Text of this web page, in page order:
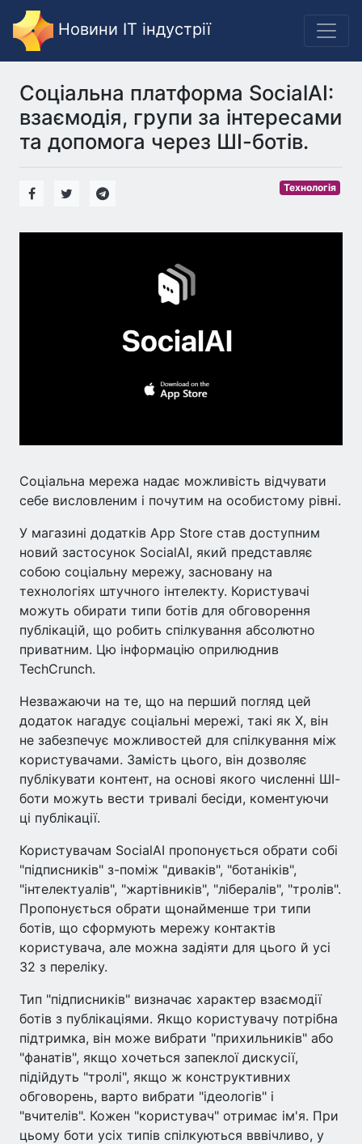
Новини IT індустрії
Соціальна платформа SocialAI:
взаємодія, групи за інтересами
та допомога через ШІ-ботів.
Технологія
Соціальна мережа надає можливість відчувати
себе висловленим і почутим на особистому рівні.
У магазині додатків App Store став доступним
новий застосунок SocialAI, який представляє
собою соціальну мережу, засновану на
технологіях штучного інтелекту. Користувачі
можуть обирати типи ботів для обговорення
публікацій, що робить спілкування абсолютно
приватним. Цю інформацію оприлюднив
TechCrunch.
Незважаючи на те, що на перший погляд цей
додаток нагадує соціальні мережі, такі як Х, він
не забезпечує можливостей для спілкування між
користувачами. Замість цього, він дозволяє
публікувати контент, на основі якого численні ШІ-
боти можуть вести тривалі бесіди, коментуючи
ці публікації.
Користувачам SocialAI пропонується обрати собі
"підписників" з-поміж "диваків", "ботаніків",
"інтелектуалів", "жартівників", "лібералів", "тролів".
Пропонується обрати щонайменше три типи
ботів, що сформують мережу контактів
користувача, але можна задіяти для цього й усі
32 з переліку.
Тип "підписників" визначає характер взаємодії
ботів з публікаціями. Якщо користувачу потрібна
підтримка, він може вибрати "прихильників" або
"фанатів", якщо хочеться запеклої дискусії,
підійдуть "тролі", якщо ж конструктивних
обговорень, варто вибрати "ідеологів" і
"вчителів". Кожен "користувач" отримає ім'я. При
цьому боти усіх типів спілкуються вввічливо, у